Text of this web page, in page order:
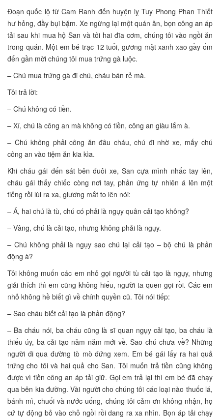
Đoạn quốc lộ từ Cam Ranh đến huyện lỵ Tuy Phong Phan Thiết
hư hỏng, đầy bụi bặm. Xe ngừng lại một quán ăn, bọn công an áp
tải sau khi mua hộ San và tôi hai đĩa cơm, chúng tôi vào ngồi ăn
trong quán. Một em bé trạc 12 tuổi, gương mặt xanh xao gầy ốm
đến gần mời chúng tôi mua trứng gà luộc.
– Chú mua trứng gà đi chú, cháu bán rẻ mà.
Tôi trả lời:
– Chú không có tiền.
– Xí, chú là công an mà không có tiền, công an giàu lắm à.
– Chú không phải công ăn đâu cháu, chú đi nhờ xe, mấy chú
công an vào tiệm ăn kia kìa.
Khi cháu gái đến sát bên đuôi xe, San cựa mình nhấc tay lên,
cháu gái thấy chiếc còng nơi tay, phản ứng tự nhiên á lên một
tiếng rồi lùi ra xa, giương mắt to lên nói:
– Á, hai chú là tù, chú có phải là ngụy quân cải tạo không?
– Vâng, chú là cải tạo, nhưng không phải là ngụy.
– Chú không phải là ngụy sao chú lại cải tạo – bộ chú là phản
động à?
Tôi không muốn các em nhỏ gọi người tù cải tạo là ngụy, nhưng
giải thích thì em cũng không hiểu, người ta quen gọi rồi. Các em
nhỏ không hề biết gì về chính quyền cũ. Tôi nói tiếp:
– Sao cháu biết cải tạo là phản động?
– Ba cháu nói, ba cháu cũng là sĩ quan ngụy cải tạo, ba cháu là
thiếu úy, ba cải tạo năm năm mới về. Sao chú chưa về? Những
người đi qua đường tò mò đứng xem. Em bé gái lấy ra hai quả
trứng cho tôi và hai quả cho San. Tôi muốn trả tiền cũng không
được vì tiền công an áp tải giữ. Gọi em trả lại thì em bé đã chạy
qua bên kia đường. Vài người cho chúng tôi các loại nào thuốc lá,
bánh mì, chuối và nước uống, chúng tôi cảm ơn không nhận, họ
cứ tự động bỏ vào chỗ ngồi rồi dang ra xa nhìn. Bọn áp tải chạy